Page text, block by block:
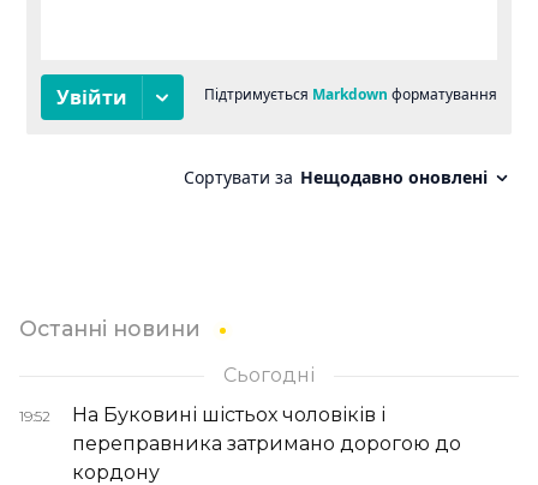
Останні новини
Сьогодні
19:52
На Буковині шістьох чоловіків і
переправника затримано дорогою до
кордону